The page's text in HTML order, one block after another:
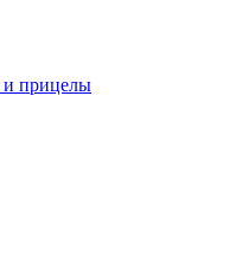
прицелы